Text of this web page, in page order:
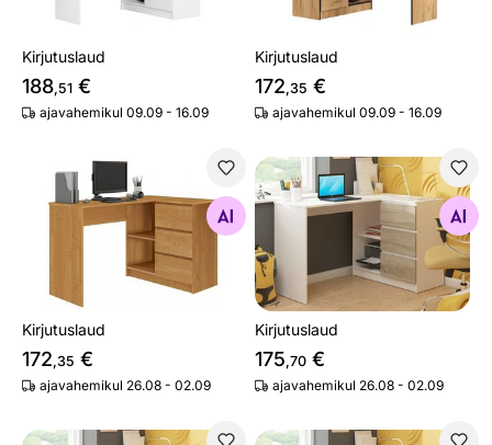
Kirjutuslaud
188,51 €
ajavahemikul 09.09 - 16.09
Kirjutuslaud
172,35 €
ajavahemikul 09.09 - 16.09
Kirjutuslaud
Otsi sarnaseid
Kirjutuslaud
172,35 €
ajavahemikul 26.08 - 02.09
Kirjutuslaud
Otsi sarnaseid
Kirjutuslaud
175,70 €
ajavahemikul 26.08 - 02.09